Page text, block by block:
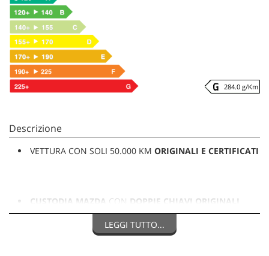
284.0 g/Km
Descrizione
VETTURA CON SOLI 50.000 KM ORIGINALI E CERTIFICATI
CUSTODIA MAZDA CON DOPPIE CHIAVI ORIGINALI
LEGGI TUTTO...